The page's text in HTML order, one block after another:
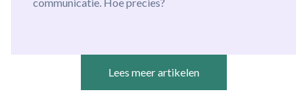
Lees meer artikelen